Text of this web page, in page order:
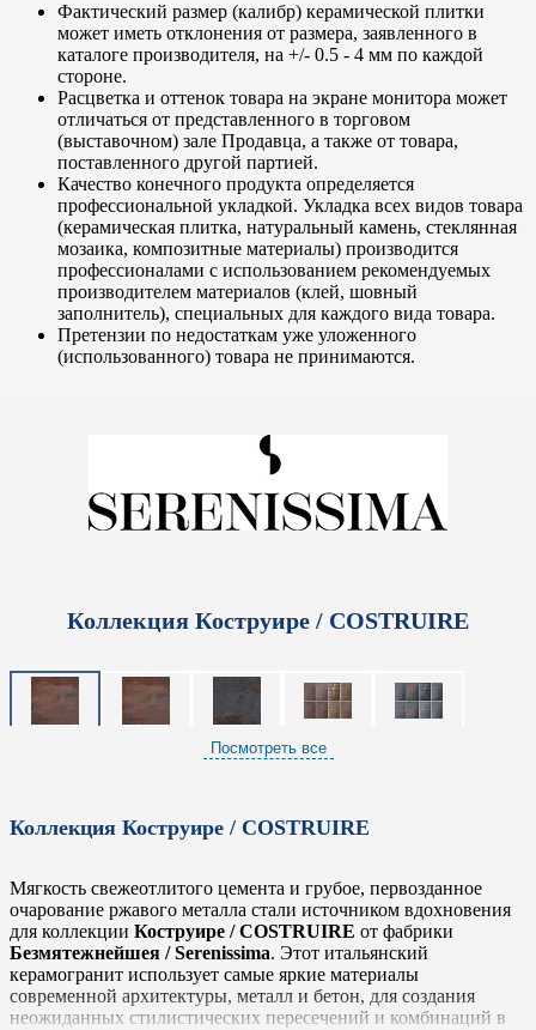
Фактический размер (калибр) керамической плитки
может иметь отклонения от размера, заявленного в
каталоге производителя, на +/- 0.5 - 4 мм по каждой
стороне.
Расцветка и оттенок товара на экране монитора может
отличаться от представленного в торговом
(выставочном) зале Продавца, а также от товара,
поставленного другой партией.
Качество конечного продукта определяется
профессиональной укладкой. Укладка всех видов товара
(керамическая плитка, натуральный камень, стеклянная
мозаика, композитные материалы) производится
профессионалами с использованием рекомендуемых
производителем материалов (клей, шовный
заполнитель), специальных для каждого вида товара.
Претензии по недостаткам уже уложенного
(использованного) товара не принимаются.
Коллекция Коструире / COSTRUIRE
Посмотреть все
Коллекция Коструире / COSTRUIRE
Мягкость свежеотлитого цемента и грубое, первозданное
очарование ржавого металла стали источником вдохновения
для коллекции Коструире / COSTRUIRE от фабрики
Безмятежнейшея / Serenissima. Этот итальянский
керамогранит использует самые яркие материалы
современной архитектуры, металл и бетон, для создания
неожиданных стилистических пересечений и комбинаций в